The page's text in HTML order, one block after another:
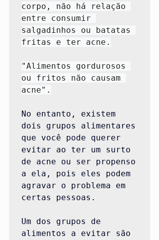
corpo, não há relação
entre consumir
salgadinhos ou batatas
fritas e ter acne.
"Alimentos gordurosos
ou fritos não causam
acne".
No entanto, existem
dois grupos alimentares
que você pode querer
evitar ao ter um surto
de acne ou ser propenso
a ela, pois eles podem
agravar o problema em
certas pessoas.
Um dos grupos de
alimentos a evitar são